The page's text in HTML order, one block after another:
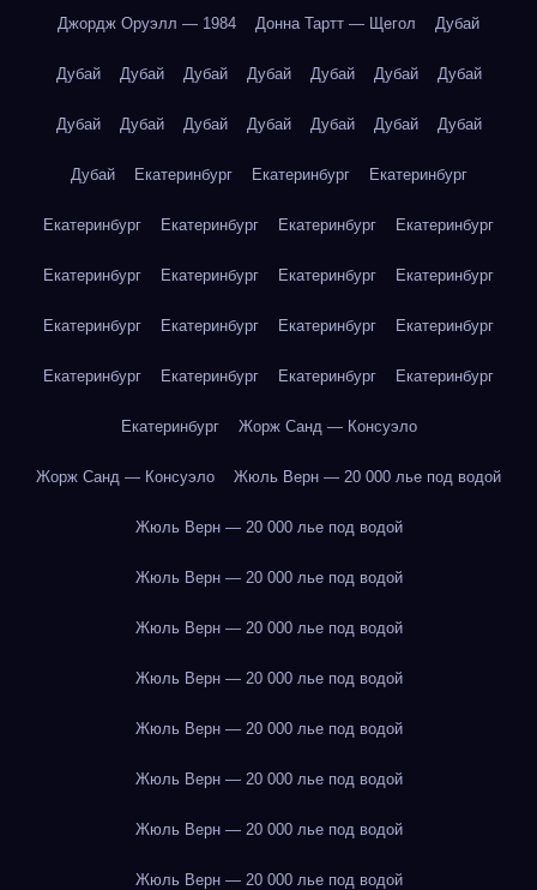
Джордж Оруэлл — 1984 Донна Тартт — Щегол Дубай
Дубай Дубай Дубай Дубай Дубай Дубай Дубай
Дубай Дубай Дубай Дубай Дубай Дубай Дубай
Дубай Екатеринбург Екатеринбург Екатеринбург
Екатеринбург Екатеринбург Екатеринбург Екатеринбург
Екатеринбург Екатеринбург Екатеринбург Екатеринбург
Екатеринбург Екатеринбург Екатеринбург Екатеринбург
Екатеринбург Екатеринбург Екатеринбург Екатеринбург
Екатеринбург Жорж Санд — Консуэло
Жорж Санд — Консуэло Жюль Верн — 20 000 лье под водой
Жюль Верн — 20 000 лье под водой
Жюль Верн — 20 000 лье под водой
Жюль Верн — 20 000 лье под водой
Жюль Верн — 20 000 лье под водой
Жюль Верн — 20 000 лье под водой
Жюль Верн — 20 000 лье под водой
Жюль Верн — 20 000 лье под водой
Жюль Верн — 20 000 лье под водой